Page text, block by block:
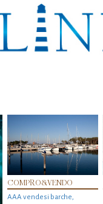
COMPRO&VENDO
AAA vendesi barche,